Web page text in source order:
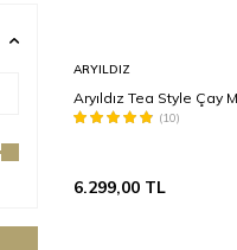
ARYILDIZ
Aryıldız Tea Style Çay
(10)
6.299,00 TL